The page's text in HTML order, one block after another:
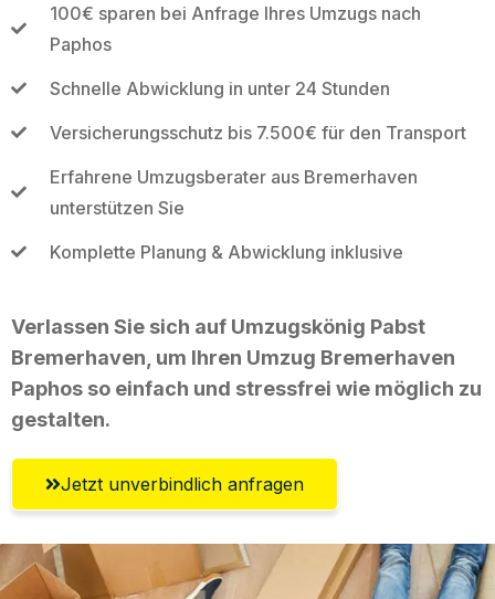
100€ sparen bei Anfrage Ihres Umzugs nach
Paphos
Schnelle Abwicklung in unter 24 Stunden
Versicherungsschutz bis 7.500€ für den Transport
Erfahrene Umzugsberater aus Bremerhaven
unterstützen Sie
Komplette Planung & Abwicklung inklusive
Verlassen Sie sich auf Umzugskönig Pabst
Bremerhaven, um Ihren Umzug Bremerhaven
Paphos so einfach und stressfrei wie möglich zu
gestalten.
Jetzt unverbindlich anfragen